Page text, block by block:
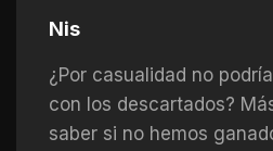
Nis
¿Por casualidad no
con los descartados?
saber si no hemos